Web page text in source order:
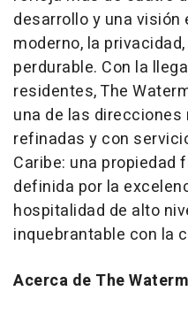
desarrollo y una
moderno, la
perdurable. Con la
residentes, The
una de las
refinadas y con
Caribe: una propiedad
definida por la
hospitalidad de alto
inquebrantable con la
Acerca de The